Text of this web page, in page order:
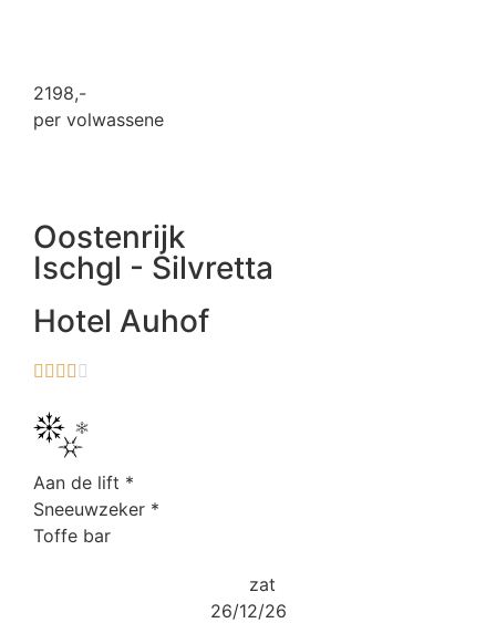
2198,-
per volwassene
Oostenrijk
Ischgl - Silvretta
Hotel Auhof
    
Aan de lift *
Sneeuwzeker *
Toffe bar
zat
26/12/26